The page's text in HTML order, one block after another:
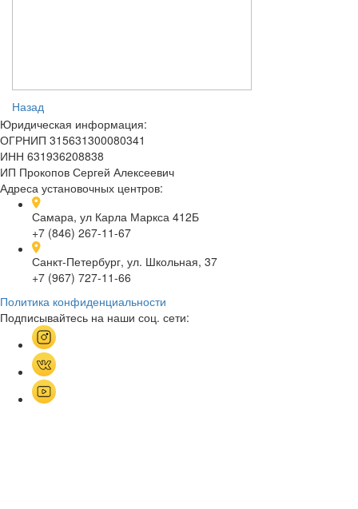
Назад
Юридическая информация:
ОГРНИП 315631300080341
ИНН 631936208838
ИП Прокопов Сергей Алексеевич
Адреса установочных центров:
Самара, ул Карла Маркса 412Б
+7 (846) 267-11-67
Санкт-Петербург, ул. Школьная, 37
+7 (967) 727-11-66
Политика конфиденциальности
Подписывайтесь на наши соц. сети: